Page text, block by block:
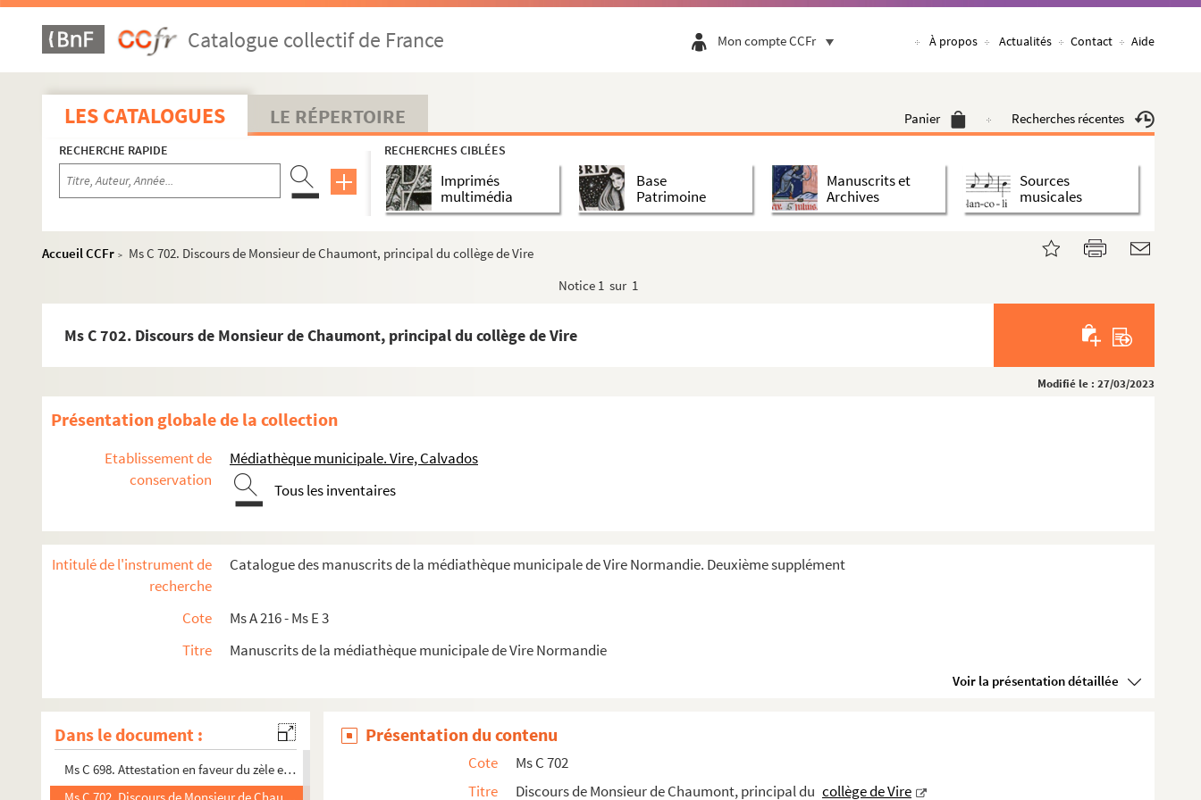
Catalogue collectif de France Mon compte CCFr À propos Actualités Contact Aide
LES CATALOGUES LE RÉPERTOIRE Panier Recherches récentes
RECHERCHE RAPIDE RECHERCHES CIBLÉES
Imprimés
multimédia
Base
Patrimoine
Manuscrits et
Archives
Sources
musicales
Accueil CCFr >
Ms C 702. Discours de Monsieur de Chaumont, principal du collège de Vire
Notice 1 sur 1
Ms C 702. Discours de Monsieur de Chaumont, principal du collège de Vire
Modifié le : 27/03/2023
Présentation globale de la collection
Etablissement de
conservation
Médiathèque municipale. Vire, Calvados
Tous les inventaires
Intitulé de l'instrument de
recherche
Catalogue des manuscrits de la médiathèque municipale de Vire Normandie. Deuxième supplément
Cote
Ms A 216 - Ms E 3
Titre
Manuscrits de la médiathèque municipale de Vire Normandie
Voir la présentation détaillée
Dans le document :
Ms C 665. Certificat de sauvetage du sieur Laumondais Félix, par le maire de Saint-Martin-de-Tallevende
Ms C 666. Dépêches télégraphiques et lettres officielles pendant la guerre de 1870-1871
Ms C 667. Notes sur quelques une des principales parties de la physique
Ms C 668. Lettres et pétitions adressées à Monsieur le vicomte Louis de Saint-Pierre, sénateur du Calvados
Ms C 669. Documents et actes divers
Ms C 670. Copie de "Lettre d'un F. M. d'une des L. L. de Caen au F. B. de la L. de Vire" (1788)
Ms C 671. Lettre de Daniel Polinière à son neveu à Paris, relative à sesMémoires historiques
Ms C 672. Fragment du manuscrit d'un roman se déroulant en Bretagne à l'époque de la Chouannerie
Ms C 677. Fondation de la fabrication du papier à Sourdeval (note sur une transaction passée à Sourdeval le 11...
Ms C 680. Trois notes sur Daniel Joseph Dominique Chemin, par Messieurs Dortée, Lemarchand et Fédérique
Ms C 682. Actes relatifs à la famille Quentin (Quentin de la Chesnée, Quentin de Conpigny, Quentin, avocat etc...
Ms C 683. Inauguration des rues Emile Chenel et Armand Gasté et de la plaque d'Olivier Basselin le 15 octobre ...
Ms C 685. Etudes d'anatomie et d'architecture, par Joseph-Joachim Guernier
Ms C 686. Actes ou portions d'actes relatifs à des biens situés à Landelles, mouvants des masures de la Forter...
Ms C 689. Clameur par haut puissant seigneur messire Jean-Jacques de Renty, chevalier, marquis dudit lieu, bar...
Ms C 691. Extraits des archives du Calvados et de la Manche
Ms C 692. Fonds Lucas (suite)
Ms C 698. Attestation en faveur du zèle et de la fidélité du sieur abbé Pichon pour les décisions de l'Eglise
Présentation du contenu
Cote
Ms C 702
Titre
Discours de Monsieur de Chaumont, principal du collège de Vire